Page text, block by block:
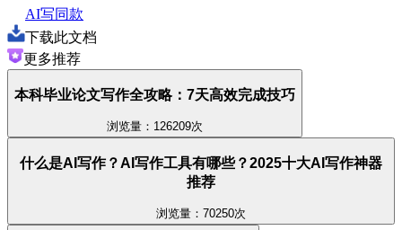
AI写同款
下载此文档
更多推荐
本科毕业论文写作全攻略：7天高效完成技巧
浏览量：126209次
什么是AI写作？AI写作工具有哪些？2025十大AI写作神器
推荐
浏览量：70250次